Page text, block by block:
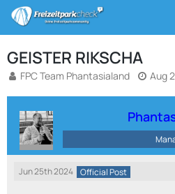
GEISTER RIKSCHA
FPC Team Phantasialand Aug
Jun 25th 2024 Official Post